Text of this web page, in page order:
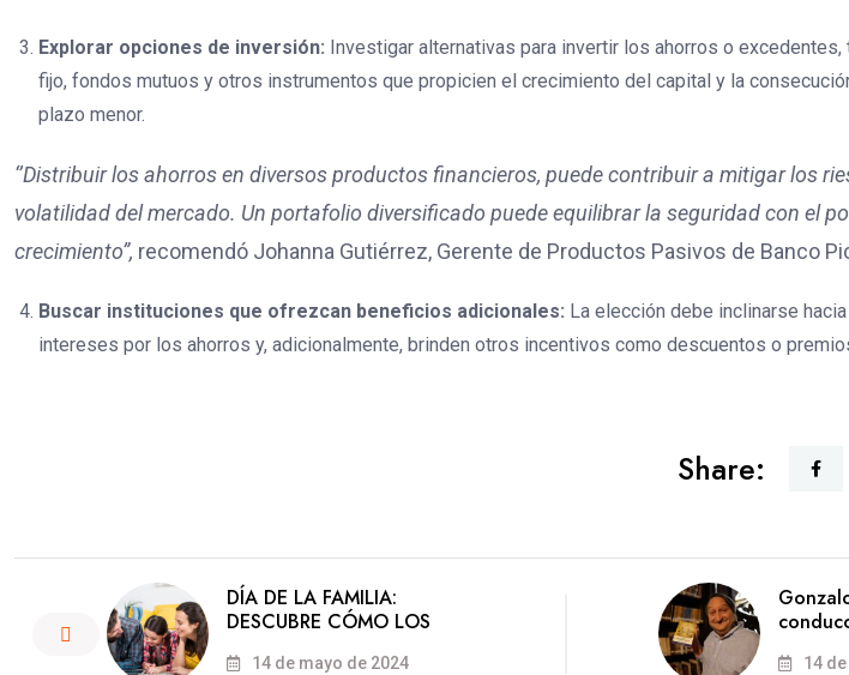
Explorar opciones de inversión: Investigar alternativas para invertir los ahorros o
fijo, fondos mutuos y otros instrumentos que propicien el crecimiento del capital y la
plazo menor.
‘’Distribuir los ahorros en diversos productos financieros, puede contribuir a mitigar los
volatilidad del mercado. Un portafolio diversificado puede equilibrar la seguridad con el
crecimiento”, recomendó Johanna Gutiérrez, Gerente de Productos Pasivos de Banco
Buscar instituciones que ofrezcan beneficios adicionales: La elección debe inclinarse
intereses por los ahorros y, adicionalmente, brinden otros incentivos como descuentos o
Share:
DÍA DE LA FAMILIA:
DESCUBRE CÓMO LOS
14 de mayo de 2024 14